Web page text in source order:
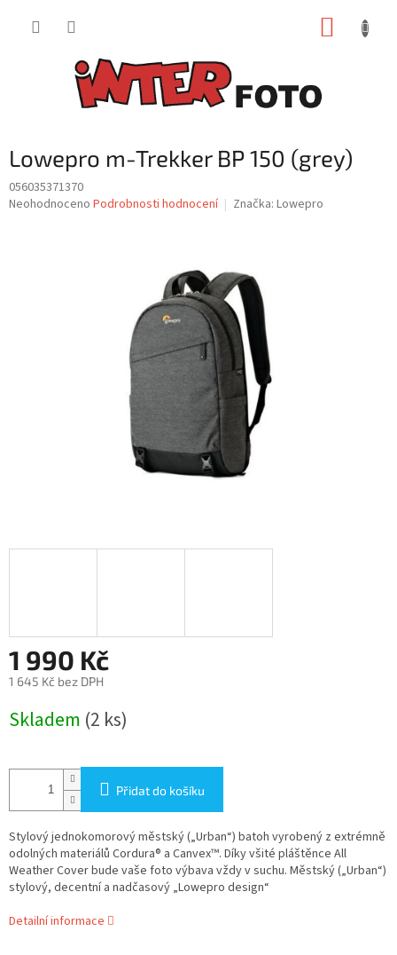
Lowepro m-Trekker BP 150 (grey)
056035371370
Průměrné
Neohodnoceno Podrobnosti hodnocení Značka: Lowepro
1 990 Kč
1 645 Kč bez DPH
cena:
Skladem (2 ks)
Přidat do košíku
Stylový jednokomorový městský („Urban“) batoh vyrobený z extrémně
odolných materiálů Cordura® a Canvex™. Díky všité pláštěnce All
Weather Cover bude vaše foto výbava vždy v suchu. Městský („Urban“)
stylový, decentní a nadčasový „Lowepro design“
Detailní informace